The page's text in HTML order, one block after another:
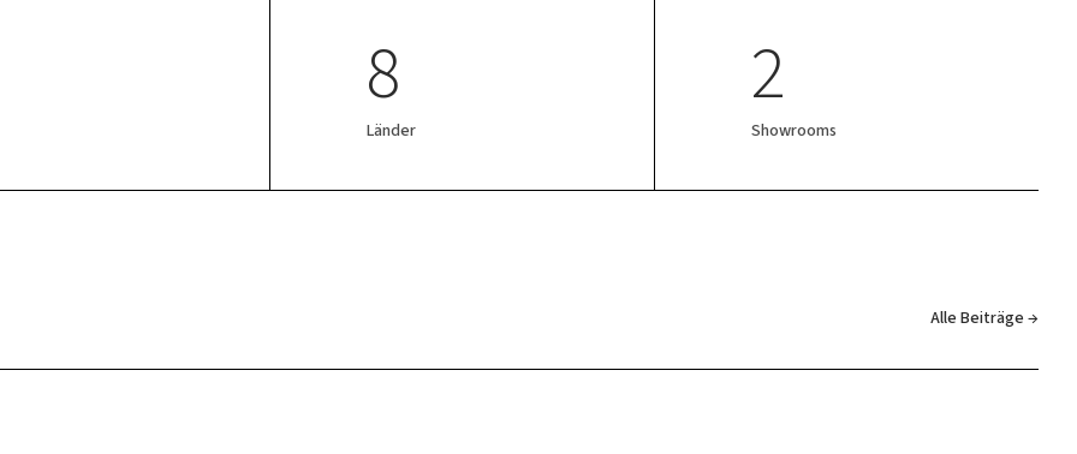
8
Länder
2
Showrooms
Alle Beiträge →